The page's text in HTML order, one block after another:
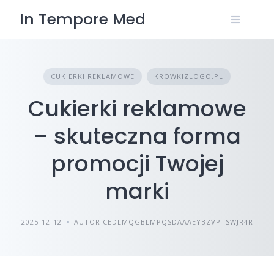
In Tempore Med
CUKIERKI REKLAMOWE KROWKIZLOGO.PL
Cukierki reklamowe
– skuteczna forma
promocji Twojej
marki
2025-12-12 AUTOR CEDLMQGBLMPQSDAAAEYBZVPTSWJR4R